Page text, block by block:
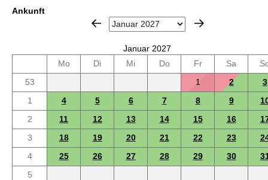
Ankunft
Januar 2027
Mo
Di Mi Do Fr Sa
53
1 2
3
1
4 5 6 7 8 9
2
11 12 13 14 15 16
3
18 19 20 21 22 23
4
25 26 27 28 29 30
5